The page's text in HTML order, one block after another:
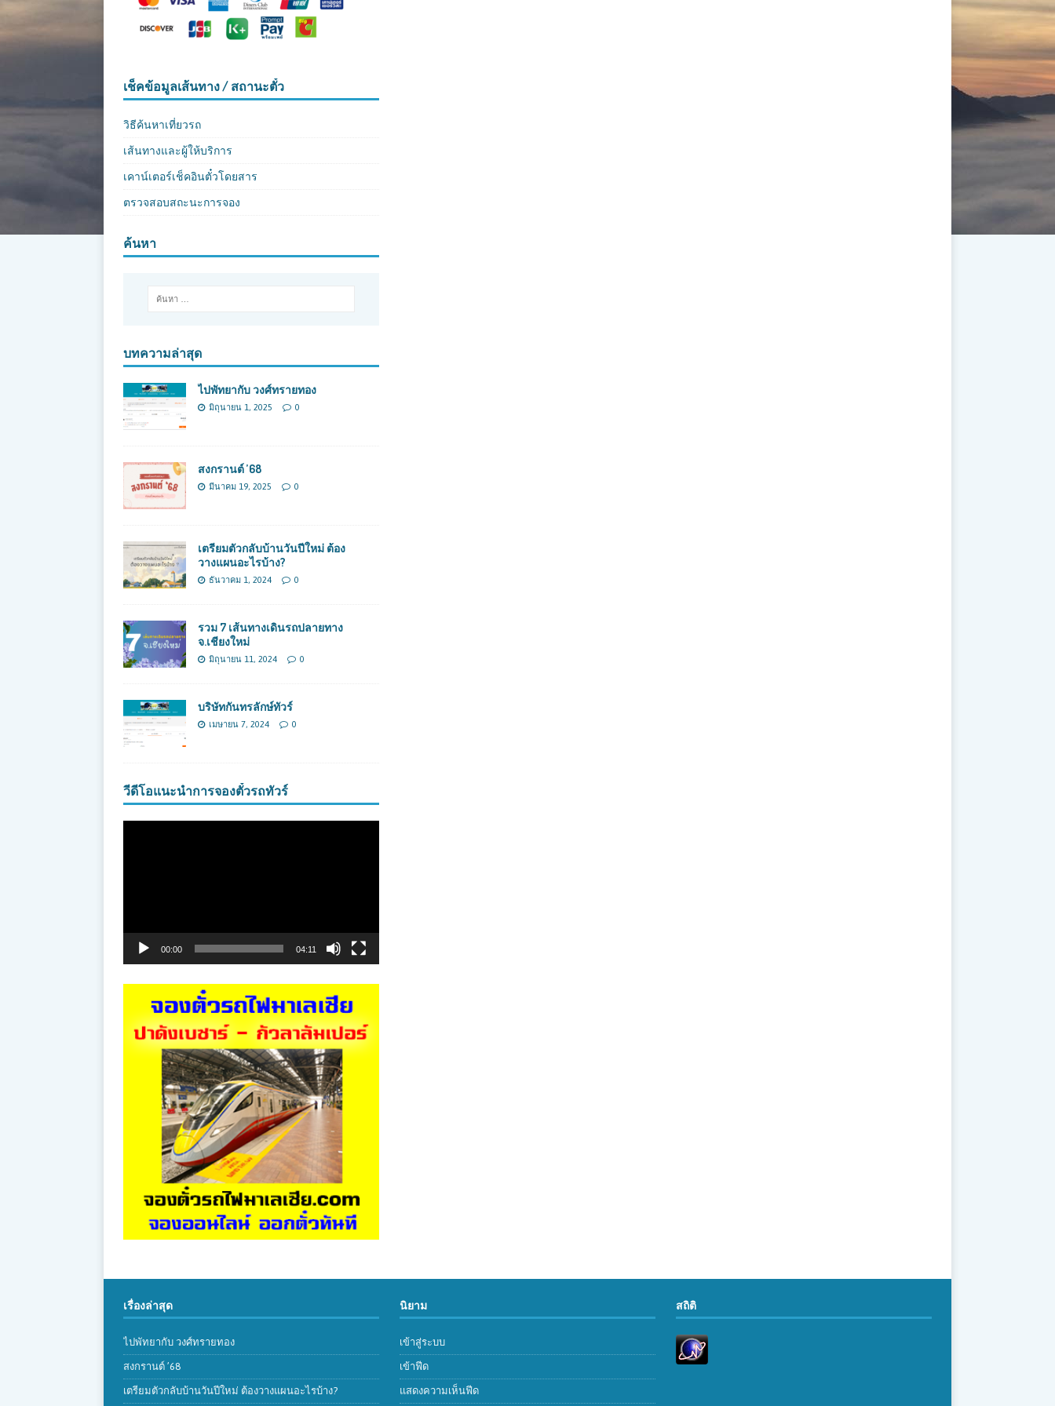
เช็คข้อมูลเส้นทาง / สถานะตั๋ว
วิธีค้นหาเที่ยวรถ
เส้นทางและผู้ให้บริการ
เคาน์เตอร์เช็คอินตั๋วโดยสาร
ตรวจสอบสถะนะการจอง
ค้นหา
บทความล่าสุด
ไปพัทยากับ วงศ์ทรายทอง
มิถุนายน 1, 2025 0
สงกรานต์ ’68
มีนาคม 19, 2025 0
เตรียมตัวกลับบ้านวันปีใหม่ ต้อง
วางแผนอะไรบ้าง?
ธันวาคม 1, 2024 0
รวม 7 เส้นทางเดินรถปลายทาง
จ.เชียงใหม่
มิถุนายน 11, 2024 0
บริษัทกันทรลักษ์ทัวร์
เมษายน 7, 2024 0
วีดีโอแนะนำการจองตั๋วรถทัวร์
00:00 04:11
เรื่องล่าสุด
ไปพัทยากับ วงศ์ทรายทอง
สงกรานต์ ’68
เตรียมตัวกลับบ้านวันปีใหม่ ต้องวางแผนอะไรบ้าง?
นิยาม
เข้าสู่ระบบ
เข้าฟีด
แสดงความเห็นฟีด
สถิติ